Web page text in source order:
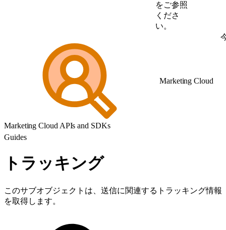
をご参照
くださ
い。
Marketing Cloud
Marketing Cloud APIs and SDKs
Guides
トラッキング
このサブオブジェクトは、送信に関連するトラッキング情報
を取得します。